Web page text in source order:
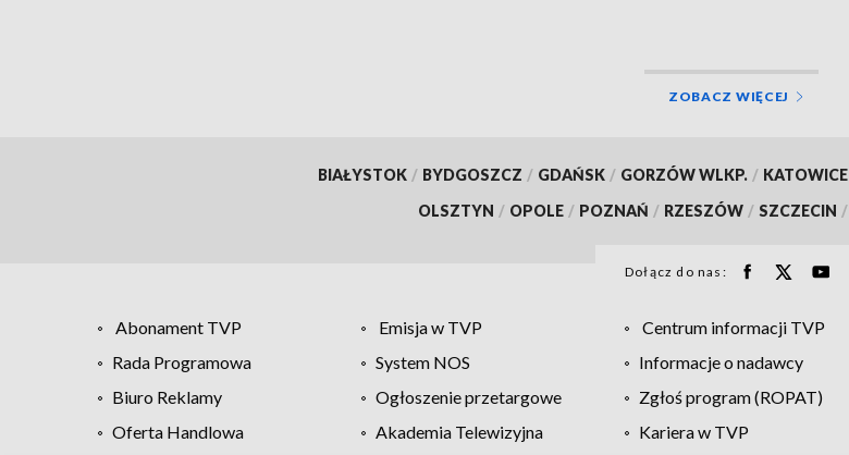
ZOBACZ WIĘCEJ
BIAŁYSTOK / BYDGOSZCZ / GDAŃSK / GORZÓW WLKP. / KATOWICE
OLSZTYN / OPOLE / POZNAŃ / RZESZÓW / SZCZECIN /
Dołącz do nas:
Abonament TVP Emisja w TVP Centrum informacji TVP
Rada Programowa
System NOS Informacje o nadawcy
Biuro Reklamy
Ogłoszenie przetargowe Zgłoś program (ROPAT)
Oferta Handlowa
Akademia Telewizyjna Kariera w TVP